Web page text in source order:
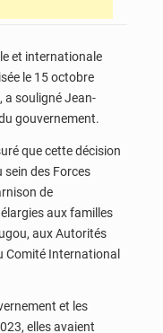
et internationale
le 15 octobre
a souligné Jean-
gouvernement.
que cette décision
sein des Forces
de
aux familles
aux Autorités
Comité International
et les
elles avaient